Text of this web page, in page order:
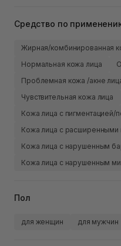
Средство по
Жирная/комбинированная
Нормальная кожа лица
Проблемная кожа /акне
Чувствительная кожа лица
Кожа лица с пигментацией/
Кожа лица с расширенными
Кожа лица с нарушенным
Кожа лица с нарушенным
Пол
для женщин для мужчин